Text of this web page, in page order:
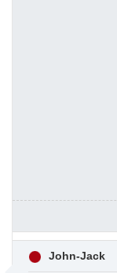
John-Jack